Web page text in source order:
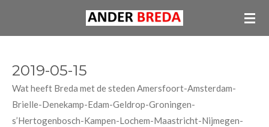
hoofdinhoud
2019-05-15
Wat heeft Breda met de steden Amersfoort-Amsterdam-
Brielle-Denekamp-Edam-Geldrop-Groningen-
s’Hertogenbosch-Kampen-Lochem-Maastricht-Nijmegen-